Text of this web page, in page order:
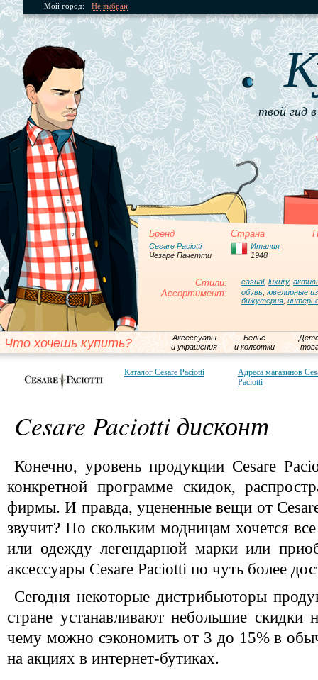
Мой город: Не выбран
твой гид
Бренд Страна
Cesare Paciotti
Чезаре Пачетти
Италия
1948
Стили: casual, luxury,
Ассортимент: обувь ювелирные
бижутерия
Что хочешь купить?
Аксессуары
и украшения
Бельё
и колготки
Каталог Cesare Paciotti
Адреса магазинов
Paciotti
Cesare Paciotti дисконт
Конечно, уровень продукции Cesare
конкретной программе скидок,
фирмы. И правда, уцененные вещи от
звучит? Но скольким модницам хочется
или одежду легендарной марки или
аксессуары Cesare Paciotti по чуть более
Сегодня некоторые дистрибьюторы
стране устанавливают небольшие скидки
чему можно сэкономить от 3 до 15% в
на акциях в интернет-бутиках.